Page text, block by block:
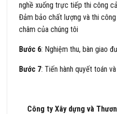
nghề xuống trực tiếp thi công
Đảm bảo chất lượng và thi
châm của chúng tôi
Bước 6: Nghiệm thu, bàn giao
Bước 7: Tiến hành quyết toán
Công ty Xây dựng và